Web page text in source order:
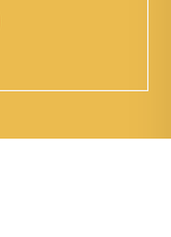
：1959年
才まで)
、競泳平泳
ル